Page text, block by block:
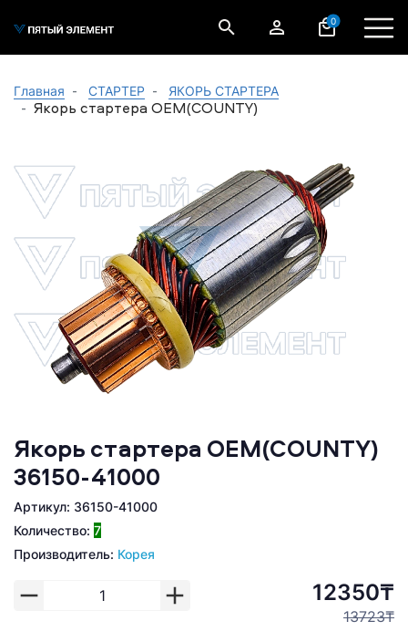
0
Главная СТАРТЕР ЯКОРЬ СТАРТЕРА
Якорь стартера ОЕМ(COUNTY)
Якорь стартера ОЕМ(COUNTY)
36150-41000
Артикул: 36150-41000
Количество: 7
Производитель: Корея
12350₸
13723₸